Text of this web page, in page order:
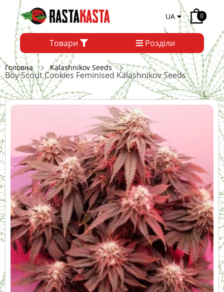
UA 0
Товари Розділи
Головна Kalashnikov Seeds
Boy Scout Cookies Feminised Kalashnikov Seeds